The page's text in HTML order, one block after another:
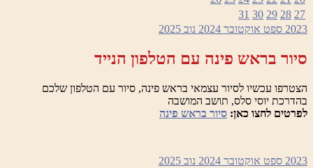
27
28
29
30
31
2023 ספט אוקטובר 2024 נוב 2025
סיור בראש פינה עם הטלפון הנייד
הצטרפו עכשיו לסיור עצמאי בראש פינה, סיור עם הטלפון שלכם
בהדרכת יוסי סלס, תושב המושבה
לפרטים לחצו כאן: סיור בראש פינה
2023 ספט אוקטובר 2024 נוב 2025